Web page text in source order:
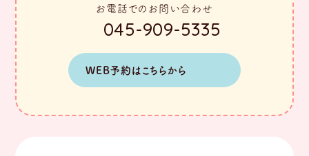
お電話でのお問い合わせ
045-909-5335
WEB予約はこちらから